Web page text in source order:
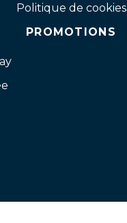
Politique de cookies
PROMOTIONS